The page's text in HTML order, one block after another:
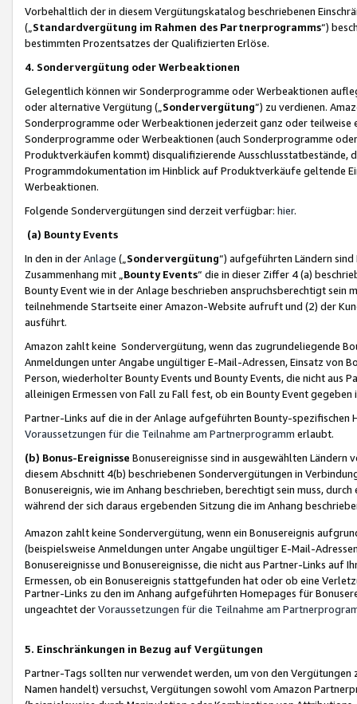
Vorbehaltlich der in diesem Vergütungskatalog beschriebenen
(„ Standardvergütung im Rahmen des Partnerprogramms“)
bestimmten Prozentsatzes der Qualifizierten Erlöse.
4. Sondervergütung oder Werbeaktionen
Gelegentlich können wir Sonderprogramme oder Werbeaktionen
oder alternative Vergütung („ Sondervergütung”) zu verdienen.
Sonderprogramme oder Werbeaktionen jederzeit ganz oder
Sonderprogramme oder Werbeaktionen (auch Sonderprogramme
Produktverkäufen kommt) disqualifizierende Ausschlusstatbestände,
Programmdokumentation im Hinblick auf Produktverkäufe geltende
Werbeaktionen.
Folgende Sondervergütungen sind derzeit verfügbar: hier.
(a) Bounty Events
In den in derAnlage („ Sondervergütung“) aufgeführten Ländern
Zusammenhang mit „ Bounty Events“ die in dieser Ziffer 4 (a)
Bounty Event wie in der Anlage beschrieben anspruchsberechtigt sein
teilnehmende Startseite einer Amazon-Website aufruft und (2) der
ausführt.
Amazon zahlt keine Sondervergütung, wenn das zugrundeliegende
Anmeldungen unter Angabe ungültiger E-Mail-Adressen, Einsatz von
Person, wiederholter Bounty Events und Bounty Events, die nicht
alleinigen Ermessen von Fall zu Fall fest, ob ein Bounty Event
Partner-Links auf die in der Anlage aufgeführten Bounty-spezifischen
Voraussetzungen für die Teilnahme am Partnerprogramm erlaubt.
(b) Bonus-Ereignisse Bonusereignisse sind in ausgewählten Ländern
diesem Abschnitt 4(b) beschriebenen Sondervergütungen in
Bonusereignis, wie im Anhang beschrieben, berechtigt sein muss,
während der sich daraus ergebenden Sitzung die im Anhang
Amazon zahlt keine Sondervergütung, wenn ein Bonusereignis
(beispielsweise Anmeldungen unter Angabe ungültiger E-Mail-
Bonusereignisse und Bonusereignisse, die nicht aus Partner-Links auf
Ermessen, ob ein Bonusereignis stattgefunden hat oder ob eine
Partner-Links zu den im Anhang aufgeführten Homepages für
ungeachtet derVoraussetzungen für die Teilnahme am
5. Einschränkungen in Bezug auf Vergütungen
Partner-Tags sollten nur verwendet werden, um von den
Namen handelt) versuchst, Vergütungen sowohl vom Amazon